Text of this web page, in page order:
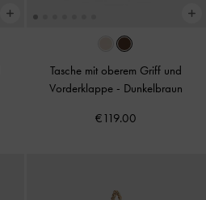
Tasche mit oberem Griff und
Vorderklappe - Dunkelbraun
€119.00